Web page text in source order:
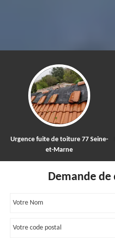
Seine-
Peinture et Ravalement 77
et-Marne
Demande